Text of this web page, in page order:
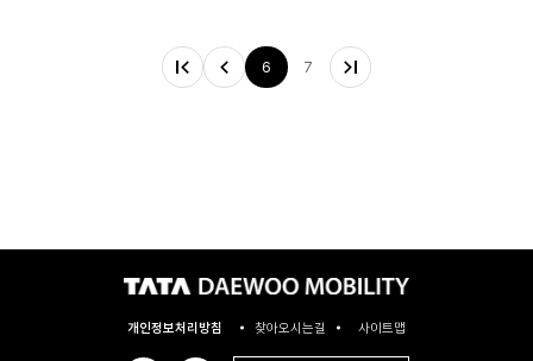
6 7
개인정보처리방침 찾아오시는길 사이트맵